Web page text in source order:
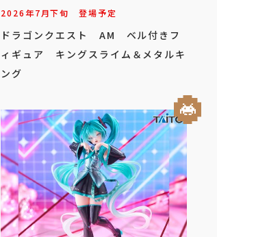
2026年7月下旬 登場予定
ドラゴンクエスト AM ベル付きフ
ィギュア キングスライム＆メタルキ
ング